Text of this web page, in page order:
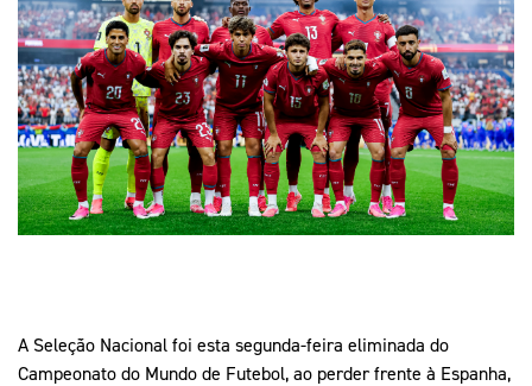
Marketing
Media
Documentos
Contactos
Mais Desporto
Equipa Portugal
Educação
Equipa Portugal
Arquivo Histórico
Educação Olímpica
Equipa Portugal
A Seleção Nacional foi esta segunda-feira eliminada do
Campeonato do Mundo de Futebol, ao perder frente à Espanha,